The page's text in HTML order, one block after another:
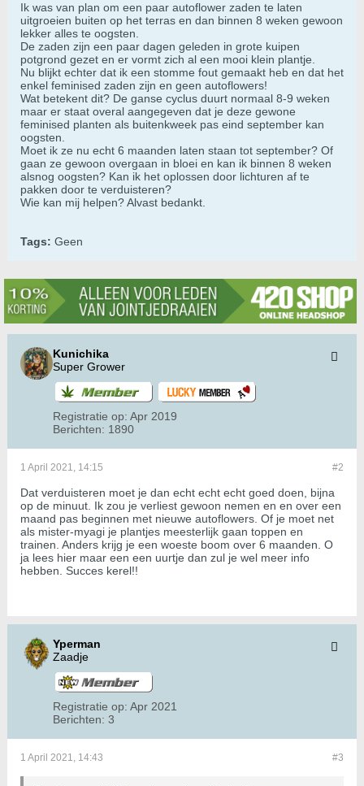
Ik was van plan om een paar autoflower zaden te laten
uitgroeien buiten op het terras en dan binnen 8 weken gewoon
lekker alles te oogsten.
De zaden zijn een paar dagen geleden in grote kuipen
potgrond gezet en er vormt zich al een mooi klein plantje.
Nu blijkt echter dat ik een stomme fout gemaakt heb en dat het
enkel feminised zaden zijn en geen autoflowers!
Wat betekent dit? De ganse cyclus duurt normaal 8-9 weken
maar er staat overal aangegeven dat je deze gewone
feminised planten als buitenkweek pas eind september kan
oogsten.
Moet ik ze nu echt 6 maanden laten staan tot september? Of
gaan ze gewoon overgaan in bloei en kan ik binnen 8 weken
alsnog oogsten? Kan ik het oplossen door lichturen af te
pakken door te verduisteren?
Wie kan mij helpen? Alvast bedankt.
Tags: Geen
Kunichika
Super Grower
Registratie op: Apr 2019
Berichten: 1890
#2
1 April 2021, 14:15
Dat verduisteren moet je dan echt echt echt goed doen, bijna
op de minuut. Ik zou je verliest gewoon nemen en en over een
maand pas beginnen met nieuwe autoflowers. Of je moet net
als mister-myagi je plantjes meesterlijk gaan toppen en
trainen. Anders krijg je een woeste boom over 6 maanden. O
ja lees hier maar een een uurtje dan zul je wel meer info
hebben. Succes kerel!!
Yperman
Zaadje
Registratie op: Apr 2021
Berichten: 3
#3
1 April 2021, 14:43